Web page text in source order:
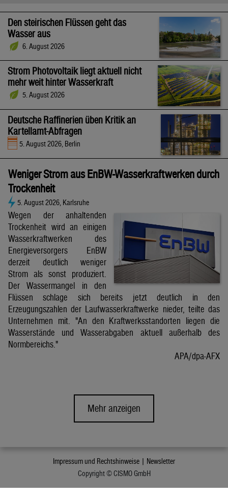
Den steirischen Flüssen geht das
Wasser aus
6. August 2026
Strom Photovoltaik liegt aktuell nicht
mehr weit hinter Wasserkraft
5. August 2026
Deutsche Raffinerien üben Kritik an
Kartellamt-Abfragen
5. August 2026, Berlin
Weniger Strom aus EnBW-Wasserkraftwerken durch
Trockenheit
5. August 2026, Karlsruhe
Wegen der anhaltenden
Trockenheit wird an einigen
Wasserkraftwerken des
Energieversorgers EnBW
derzeit deutlich weniger
Strom als sonst produziert.
Der Wassermangel in den
Flüssen schlage sich bereits jetzt deutlich in den
Erzeugungszahlen der Laufwasserkraftwerke nieder, teilte das
Unternehmen mit. "An den Kraftwerksstandorten liegen die
Wasserstände und Wasserabgaben aktuell außerhalb des
Normbereichs."
APA/dpa-AFX
Mehr anzeigen
Impressum und Rechtshinweise | Newsletter
Copyright © CISMO GmbH